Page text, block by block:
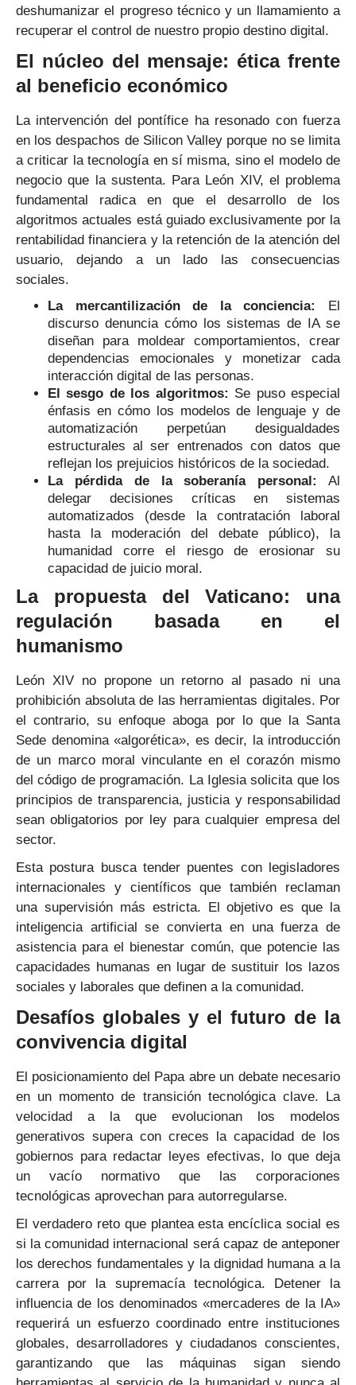
deshumanizar el progreso técnico y un llamamiento a
recuperar el control de nuestro propio destino digital.
El núcleo del mensaje: ética frente
al beneficio económico
La intervención del pontífice ha resonado con fuerza
en los despachos de Silicon Valley porque no se limita
a criticar la tecnología en sí misma, sino el modelo de
negocio que la sustenta. Para León XIV, el problema
fundamental radica en que el desarrollo de los
algoritmos actuales está guiado exclusivamente por la
rentabilidad financiera y la retención de la atención del
usuario, dejando a un lado las consecuencias
sociales.
La mercantilización de la conciencia:
El
discurso denuncia cómo los sistemas de IA se
diseñan para moldear comportamientos, crear
dependencias emocionales y monetizar cada
interacción digital de las personas.
El sesgo de los algoritmos: Se puso especial
énfasis en cómo los modelos de lenguaje y de
automatización perpetúan desigualdades
estructurales al ser entrenados con datos que
reflejan los prejuicios históricos de la sociedad.
La pérdida de la soberanía personal:
Al
delegar decisiones críticas en sistemas
automatizados (desde la contratación laboral
hasta la moderación del debate público), la
humanidad corre el riesgo de erosionar su
capacidad de juicio moral.
La propuesta del Vaticano: una
regulación basada en el
humanismo
León XIV no propone un retorno al pasado ni una
prohibición absoluta de las herramientas digitales. Por
el contrario, su enfoque aboga por lo que la Santa
Sede denomina «algorética», es decir, la introducción
de un marco moral vinculante en el corazón mismo
del código de programación. La Iglesia solicita que los
principios de transparencia, justicia y responsabilidad
sean obligatorios por ley para cualquier empresa del
sector.
Esta postura busca tender puentes con legisladores
internacionales y científicos que también reclaman
una supervisión más estricta. El objetivo es que la
inteligencia artificial se convierta en una fuerza de
asistencia para el bienestar común, que potencie las
capacidades humanas en lugar de sustituir los lazos
sociales y laborales que definen a la comunidad.
Desafíos globales y el futuro de la
convivencia digital
El posicionamiento del Papa abre un debate necesario
en un momento de transición tecnológica clave. La
velocidad a la que evolucionan los modelos
generativos supera con creces la capacidad de los
gobiernos para redactar leyes efectivas, lo que deja
un vacío normativo que las corporaciones
tecnológicas aprovechan para autorregularse.
El verdadero reto que plantea esta encíclica social es
si la comunidad internacional será capaz de anteponer
los derechos fundamentales y la dignidad humana a la
carrera por la supremacía tecnológica. Detener la
influencia de los denominados «mercaderes de la IA»
requerirá un esfuerzo coordinado entre instituciones
globales, desarrolladores y ciudadanos conscientes,
garantizando que las máquinas sigan siendo